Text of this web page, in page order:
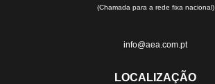
(Chamada para a rede fixa nacional)
info@aea.com.pt
LOCALIZAÇÃO